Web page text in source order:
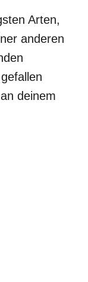
Arten,
anderen
deinem